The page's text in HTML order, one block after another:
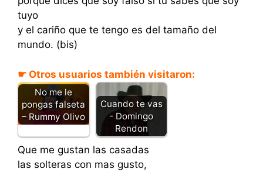
tuyo
y el cariño que te tengo es del tamaño del
mundo. (bis)
☛ Otros usuarios también visitaron:
No me le
pongas falseta
– Rummy Olivo
Cuando te vas
- Domingo
Rendon
Que me gustan las casadas
las solteras con mas gusto,